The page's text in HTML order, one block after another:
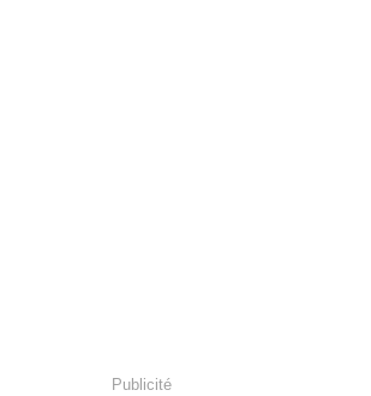
Publicité